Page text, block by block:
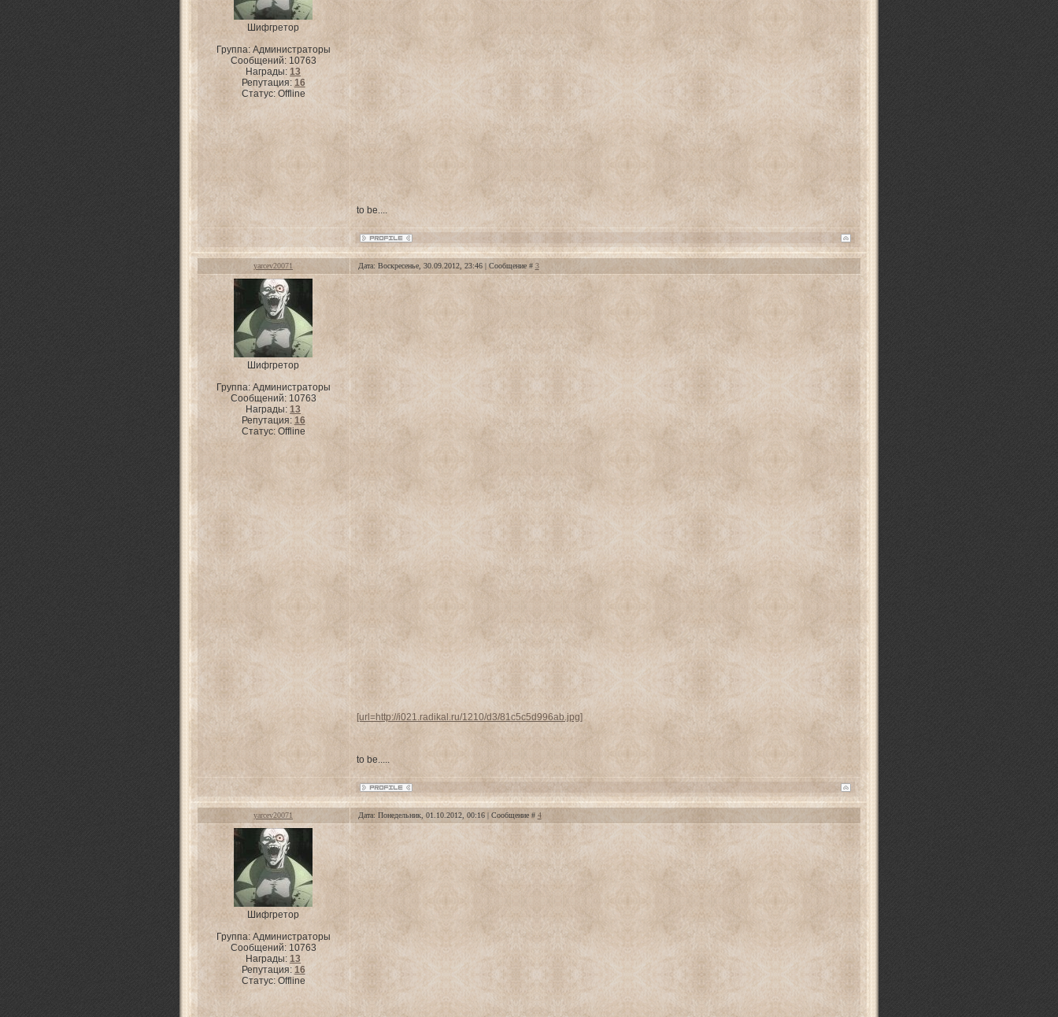
Шифгретор
Группа: Администраторы
Сообщений: 10763
Награды:13
Репутация: 16
Статус: Offline
to be....
yarcev20071 Дата: Воскресенье, 30.09.2012, 23:46 | Сообщение # 3
Шифгретор
Группа: Администраторы
Сообщений: 10763
Награды:13
Репутация: 16
Статус: Offline
[url=http://i021.radikal.ru/1210/d3/81c5c5d996ab.jpg]
to be.....
yarcev20071 Дата: Понедельник, 01.10.2012, 00:16 | Сообщение # 4
Шифгретор
Группа: Администраторы
Сообщений: 10763
Награды:13
Репутация: 16
Статус: Offline